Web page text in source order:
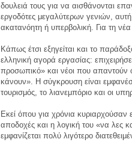
δουλειά τους για να αισθάνονται
εργοδότες μεγαλύτερων γενιών,
ακατανόητη ή υπερβολική. Για τη
Κάπως έτσι εξηγείται και το
ελληνική αγορά εργασίας:
προσωπικό» και νέοι που απαντούν
κάνουν». Η σύγκρουση είναι
τουρισμός, το λιανεμπόριο και οι
Εκεί όπου για χρόνια κυριαρχούσαν
αποδοχές και η λογική του «να λες
εμφανίζεται πολύ λιγότερο